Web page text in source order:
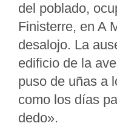
del poblado,
Finisterre, en A
desalojo. La
edificio de la
puso de uñas a
como los días
dedo».